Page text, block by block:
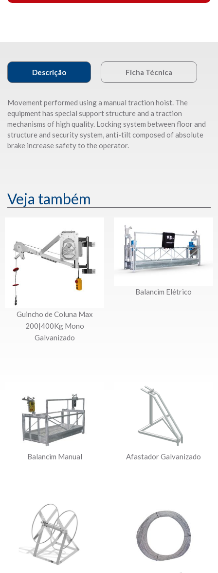
Descrição Ficha Técnica
Movement performed using a manual traction hoist. The
equipment has special support structure and a traction
mechanisms of high quality. Locking system between floor and
structure and security system, anti-tilt composed of absolute
brake increase safety to the operator.
Veja também
Guincho de Coluna Max
200|400Kg Mono
Galvanizado
Balancim Elétrico
Balancim Manual Afastador Galvanizado